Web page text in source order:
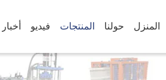
المنزل حولنا المنتجات فيديو أخبار